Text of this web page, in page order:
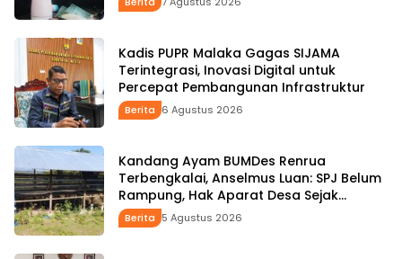
Kadis PUPR Malaka Gagas SIJAMA
Terintegrasi, Inovasi Digital untuk
Percepat Pembangunan Infrastruktur
Berita 6 Agustus 2026
Kandang Ayam BUMDes Renrua
Terbengkalai, Anselmus Luan: SPJ Belum
Rampung, Hak Aparat Desa Sejak
Januari Belum Dibayar
Berita 5 Agustus 2026